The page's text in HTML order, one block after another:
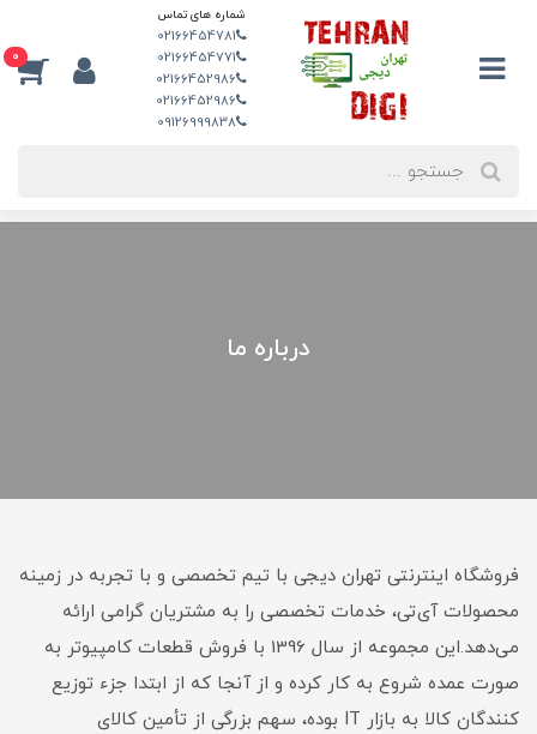
شماره های تماس
02166454781
02166454771
02166452986
02166452986
09126999838
0
درباره ما
فروشگاه اینترنتی تهران دیجی با تیم تخصصی و با تجربه در زمینه
محصولات آی‌تی، خدمات تخصصی را به مشتریان گرامی ارائه
می‌دهد.این مجموعه از سال 1396 با فروش قطعات کامپیوتر به
صورت عمده شروع به کار کرده و از آنجا که از ابتدا جزء توزیع
کنندگان کالا به بازار IT بوده، سهم بزرگی از تأمین کالای